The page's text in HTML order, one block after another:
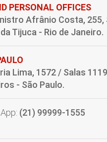
PERSONAL OFFICES
Afrânio Costa, 255,
Tijuca - Rio de Janeiro.
Lima, 1572 / Salas
- São Paulo.
(21) 99999-1555